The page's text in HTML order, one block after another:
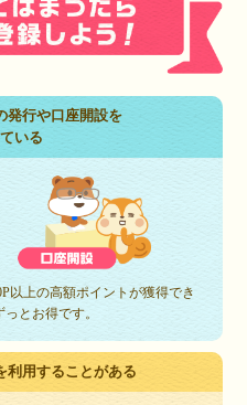
発行や口座開設を
いる
以上の高額ポイントが獲得でき
とお得です。
利用することがある